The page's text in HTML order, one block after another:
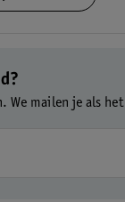
We mailen je als